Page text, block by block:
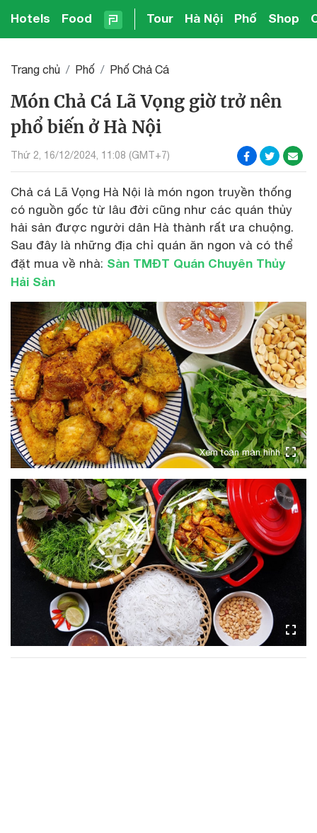
Hotels Food Tour Hà Nội Phố Shop
Trang chủ Phố Phố Chả Cá
Món Chả Cá Lã Vọng giờ trở nên
phổ biến ở Hà Nội
Thứ 2, 16/12/2024, 11:08 (GMT+7)
Chả cá Lã Vọng Hà Nội là món ngon truyền thống
có nguồn gốc từ lâu đời cũng như các quán thủy
hải sản được người dân Hà thành rất ưa chuộng.
Sau đây là những địa chỉ quán ăn ngon và có thể
đặt mua về nhà: Sàn TMĐT Quán Chuyên Thủy
Hải Sản
Xem toàn màn hình